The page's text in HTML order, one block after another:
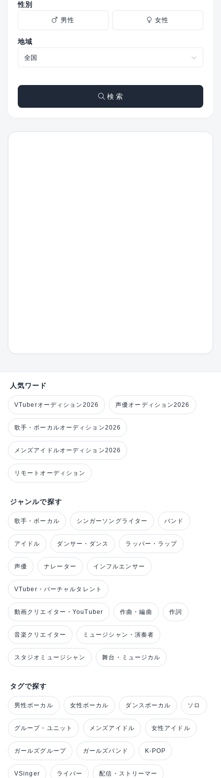
性別
男性 女性
地域
検 索
人気ワード
VTuberオーディション2026 声優オーディション2026
歌手・ボーカルオーディション2026
メンズアイドルオーディション2026
リモートオーディション
ジャンルで探す
歌手・ボーカル シンガーソングライター バンド
アイドル ダンサー・ダンス ラッパー・ラップ
声優 ナレーター インフルエンサー
VTuber・バーチャルタレント
動画クリエイター・YouTuber 作曲・編曲 作詞
音楽クリエイター ミュージシャン・演奏者
スタジオミュージシャン 舞台・ミュージカル
タグで探す
男性ボーカル 女性ボーカル ダンスボーカル ソロ
グループ・ユニット メンズアイドル 女性アイドル
ガールズグループ ガールズバンド K-POP
VSinger ライバー 配信・ストリーマー